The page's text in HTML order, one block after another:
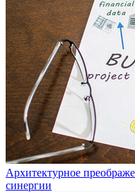
Архитектурное
синергии